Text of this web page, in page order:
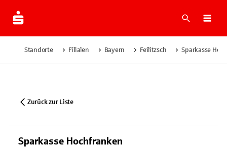
Suche
Standorte Filialen Bayern Feilitzsch Sparkasse
Zurück zur Liste
Sparkasse Hochfranken